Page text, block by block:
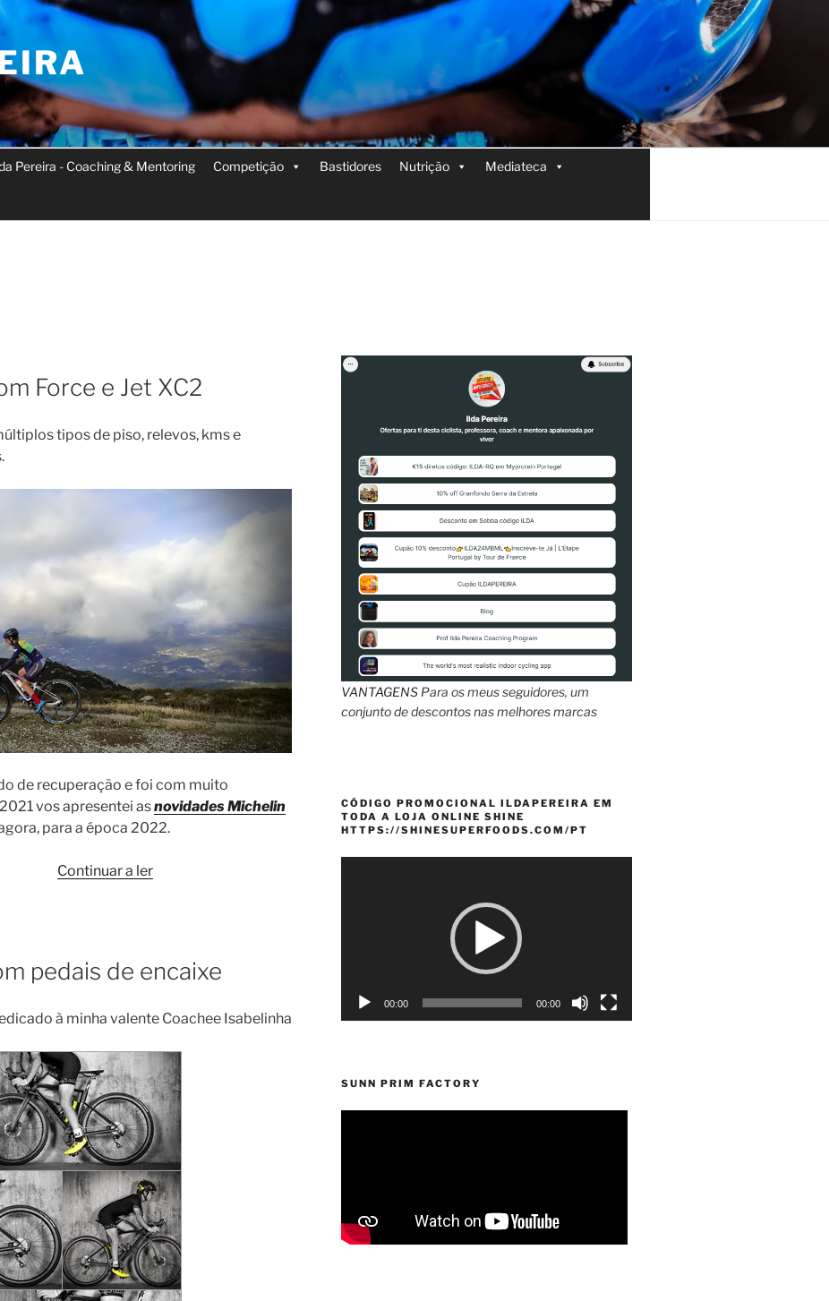
Pereira - Coaching & Mentoring Competição Bastidores Nutrição Mediateca
Force e Jet XC2
tipos de piso, relevos, kms e
de recuperação e foi com muito
vos apresentei asnovidades Michelin
para a época 2022.
Continuar a ler“Michelin:
Jet
pedais de encaixe
à minha valente Coachee Isabelinha
VANTAGENSPara os meus seguidores, um
conjunto de descontos nas melhores marcas
CÓDIGO PROMOCIONAL ILDAPEREIRA EM
TODA A LOJA ONLINE SHINE
HTTPS://SHINESUPERFOODS.COM/PT
00:00 00:00
SUNN PRIM FACTORY